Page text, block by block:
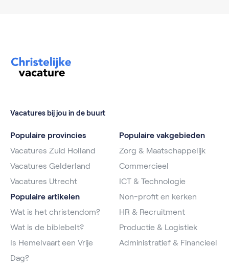
Vacatures bij jou in de buurt
Populaire provincies
Vacatures Zuid Holland
Vacatures Gelderland
Vacatures Utrecht
Populaire artikelen
Wat is het christendom?
Wat is de biblebelt?
Is Hemelvaart een Vrije
Dag?
Populaire vakgebieden
Zorg & Maatschappelijk
Commercieel
ICT & Technologie
Non-profit en kerken
HR & Recruitment
Productie & Logistiek
Administratief & Financieel